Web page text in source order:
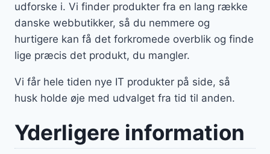
udforske i. Vi finder produkter fra en lang række
danske webbutikker, så du nemmere og
hurtigere kan få det forkromede overblik og finde
lige præcis det produkt, du mangler.
Vi får hele tiden nye IT produkter på side, så
husk holde øje med udvalget fra tid til anden.
Yderligere information